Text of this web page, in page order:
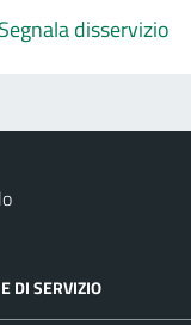
Segnala disservizio
DI SERVIZIO